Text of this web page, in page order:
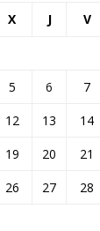
X J V
5 6 7
12 13 14
19 20 21
26 27 28